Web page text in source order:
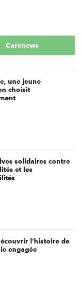
Carenews
une jeune
choisit
solidaires contre
et les
l'histoire de
engagée